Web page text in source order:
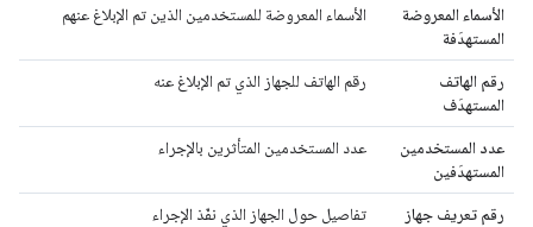
الأسماء المعروضة
المستهدَفة
الأسماء المعروضة للمستخدمين الذين تم الإبلاغ عنهم
رقم الهاتف
المستهدَف
رقم الهاتف للجهاز الذي تم الإبلاغ عنه
عدد المستخدمين
المستهدَفين
عدد المستخدمين المتأثرين بالإجراء
رقم تعريف جهاز
تفاصيل حول الجهاز الذي نفّذ الإجراء